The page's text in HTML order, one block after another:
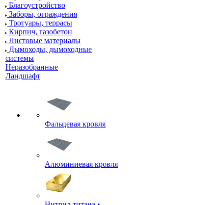
Благоустройство
Заборы, ограждения
Тротуары, террасы
Кирпич, газобетон
Листовые материалы
Дымоходы, дымоходные
системы
Неразобранные
Ландшафт
Фальцевая кровля
Алюминиевая кровля